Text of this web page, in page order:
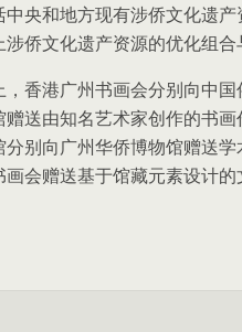
中央和地方现有涉侨文化遗
侨文化遗产资源的优化组合
，香港广州书画会分别向中
赠送由知名艺术家创作的书
分别向广州华侨博物馆赠送
画会赠送基于馆藏元素设计的